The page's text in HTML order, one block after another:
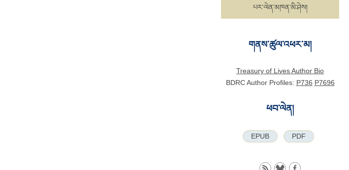
པར་ལེན་མཁན་མི་ཤེས།
གནས་ཚུལ་འཕར་མ།
Treasury of Lives Author Bio
BDRC Author Profiles: P736 P7696
ཕབ་ལེན།
EPUB PDF